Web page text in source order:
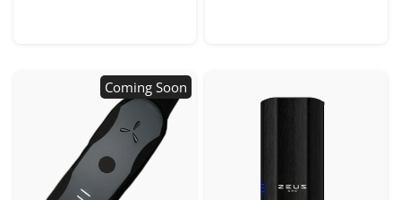
Coming Soon